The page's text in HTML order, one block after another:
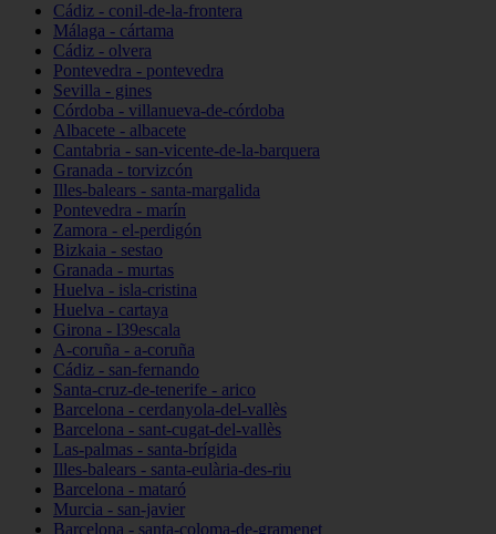
Cádiz - conil-de-la-frontera
Málaga - cártama
Cádiz - olvera
Pontevedra - pontevedra
Sevilla - gines
Córdoba - villanueva-de-córdoba
Albacete - albacete
Cantabria - san-vicente-de-la-barquera
Granada - torvizcón
Illes-balears - santa-margalida
Pontevedra - marín
Zamora - el-perdigón
Bizkaia - sestao
Granada - murtas
Huelva - isla-cristina
Huelva - cartaya
Girona - l39escala
A-coruña - a-coruña
Cádiz - san-fernando
Santa-cruz-de-tenerife - arico
Barcelona - cerdanyola-del-vallès
Barcelona - sant-cugat-del-vallès
Las-palmas - santa-brígida
Illes-balears - santa-eulària-des-riu
Barcelona - mataró
Murcia - san-javier
Barcelona - santa-coloma-de-gramenet